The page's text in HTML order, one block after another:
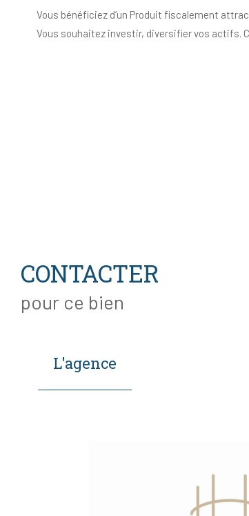
Vous bénéficiez d’un Produit fiscalement
Vous souhaitez investir, diversifier vos actifs.
CONTACTER
pour ce bien
L'agence